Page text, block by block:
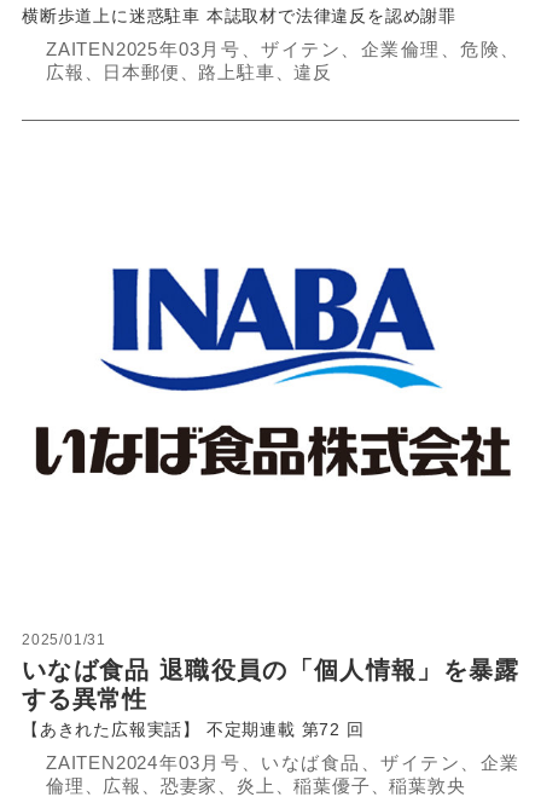
横断歩道上に迷惑駐車 本誌取材で法律違反を認め謝罪
ZAITEN2025年03月号、ザイテン、企業倫理、危険、
広報、日本郵便、路上駐車、違反
2025/01/31
いなば食品 退職役員の「個人情報」を暴露
する異常性
【あきれた広報実話】 不定期連載 第72 回
ZAITEN2024年03月号、いなば食品、ザイテン、企業
倫理、広報、恐妻家、炎上、稲葉優子、稲葉敦央